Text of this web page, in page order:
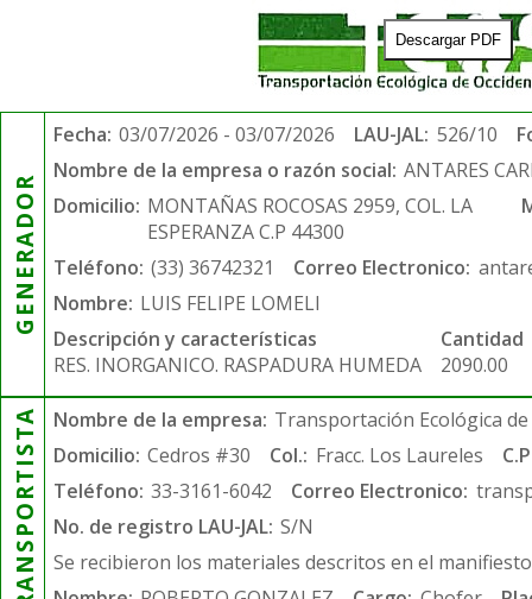
Descargar PDF
GENERADOR
Fecha: 03/07/2026 - 03/07/2026 LAU-JAL: 526/10
Nombre de la empresa o razón social: ANTARES
Domicilio: MONTAÑAS ROCOSAS 2959, COL. LA
ESPERANZA C.P 44300
Teléfono: (33) 36742321 Correo Electronico:
Nombre: LUIS FELIPE LOMELI
Descripción y características
RES. INORGANICO. RASPADURA HUMEDA
Cantidad
2090.00
TRANSPORTISTA Nombre de la empresa: Transportación Ecológica de
Domicilio: Cedros #30 Col.: Fracc. Los Laureles
Teléfono: 33-3161-6042 Correo Electronico:
No. de registro LAU-JAL: S/N
Se recibieron los materiales descritos en el